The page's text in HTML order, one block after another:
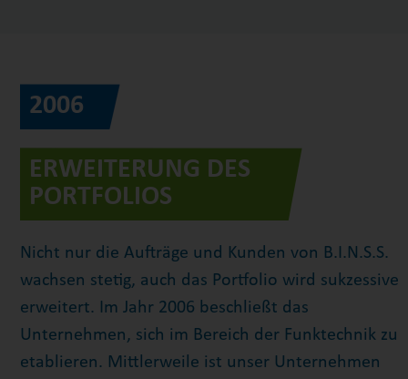
2006
ERWEITERUNG DES
PORTFOLIOS
Nicht nur die Aufträge und Kunden von B.I.N.S.S.
wachsen stetig, auch das Portfolio wird sukzessive
erweitert. Im Jahr 2006 beschließt das
Unternehmen, sich im Bereich der Funktechnik zu
etablieren. Mittlerweile ist unser Unternehmen